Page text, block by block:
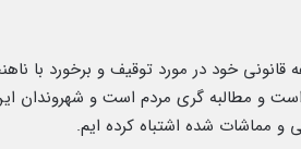
خود در مورد توقیف و برخورد با
و مطالبه گری مردم است و شهروندان
مماشات شده اشتباه کرده ایم.